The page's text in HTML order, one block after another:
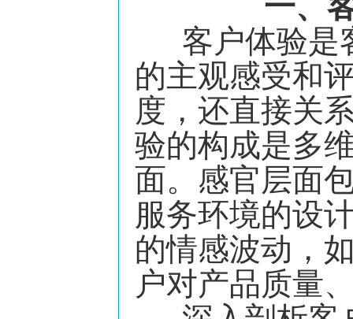
客户体验是
的主观感受和
度，还直接关
验的构成是多
面。感官层面
服务环境的设
的情感波动，
户对产品质量